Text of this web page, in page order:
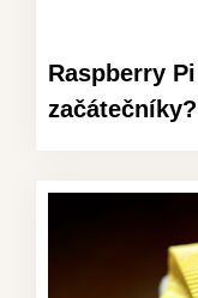
Raspberry
začátečníky?